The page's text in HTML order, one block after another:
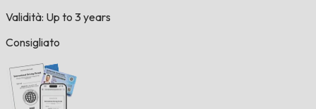
Validità: Up to 3 years
Consigliato